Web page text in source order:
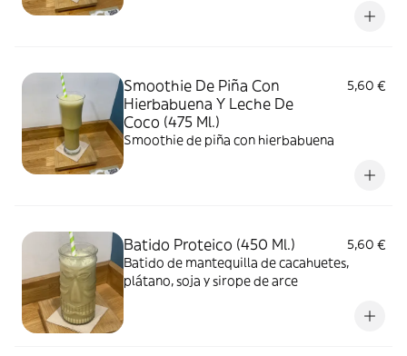
Smoothie De Piña Con
Hierbabuena Y Leche De
Coco (475 Ml.)
5,60 €
Smoothie de piña con hierbabuena
Batido Proteico (450 Ml.)
5,60 €
Batido de mantequilla de cacahuetes,
plátano, soja y sirope de arce